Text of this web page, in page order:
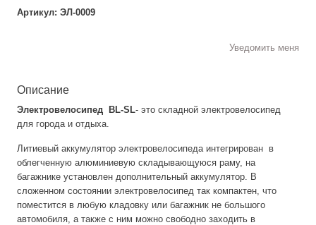
Артикул: ЭЛ-0009
Уведомить меня
Описание
Электровелосипед BL-SL- это складной электровелосипед
для города и отдыха.
Литиевый аккумулятор электровелосипеда интегрирован в
облегченную алюминиевую складывающуюся раму, на
багажнике установлен дополнительный аккумулятор. В
сложенном состоянии электровелосипед так компактен, что
поместится в любую кладовку или багажник не большого
автомобиля, а также с ним можно свободно заходить в